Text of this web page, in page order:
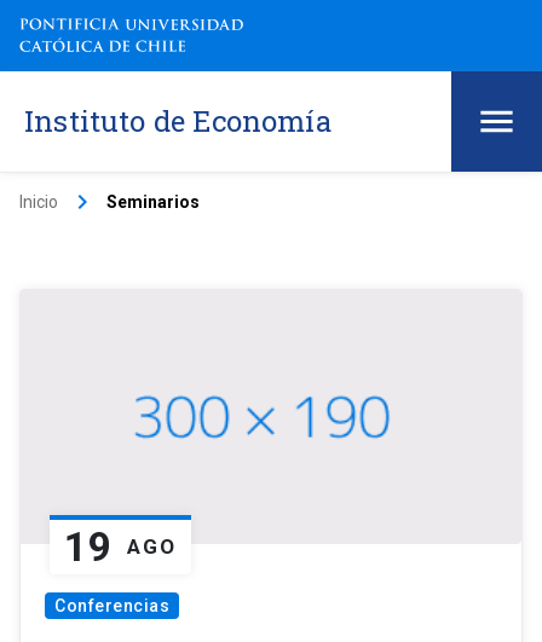
Instituto de Economía
Inicio keyboard_arrow_right Seminarios
19 AGO
Conferencias